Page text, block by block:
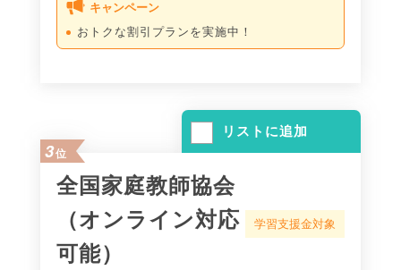
キャンペーン
おトクな割引プランを実施中！
リストに追加
3位
全国家庭教師協会
（オンライン対応
可能）
学習支援金対象